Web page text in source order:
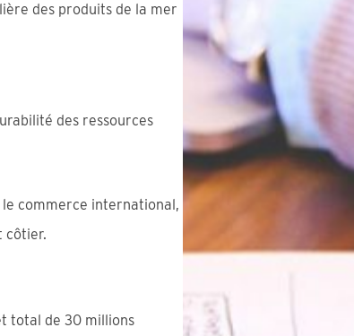
des produits de la mer
des ressources
le commerce international,
côtier.
total de 30 millions